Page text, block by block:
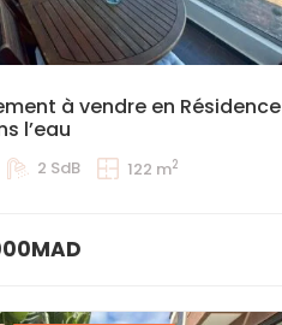
à vendre en Résidence
l’eau
2 SdB 122 m2